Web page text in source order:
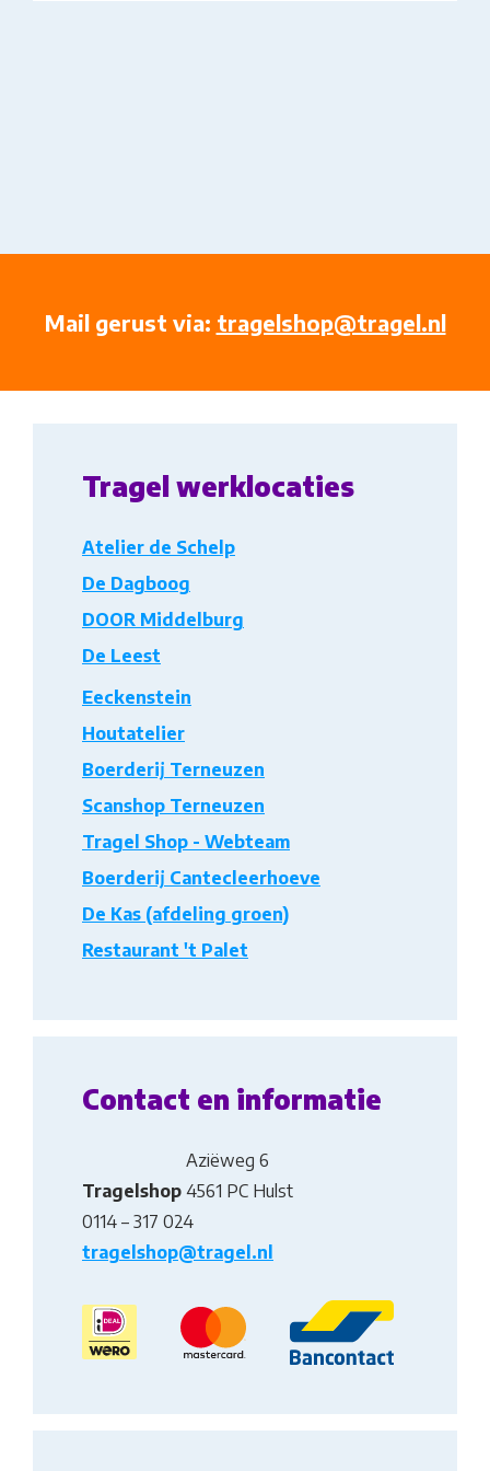
Mail gerust via: tragelshop@tragel.nl
Tragel werklocaties
Atelier de Schelp
De Dagboog
DOOR Middelburg
De Leest
Eeckenstein
Houtatelier
Boerderij Terneuzen
Scanshop Terneuzen
Tragel Shop - Webteam
Boerderij Cantecleerhoeve
De Kas (afdeling groen)
Restaurant 't Palet
Contact en informatie
Tragelshop
Aziëweg 6
4561 PC Hulst
0114 – 317 024
tragelshop@tragel.nl